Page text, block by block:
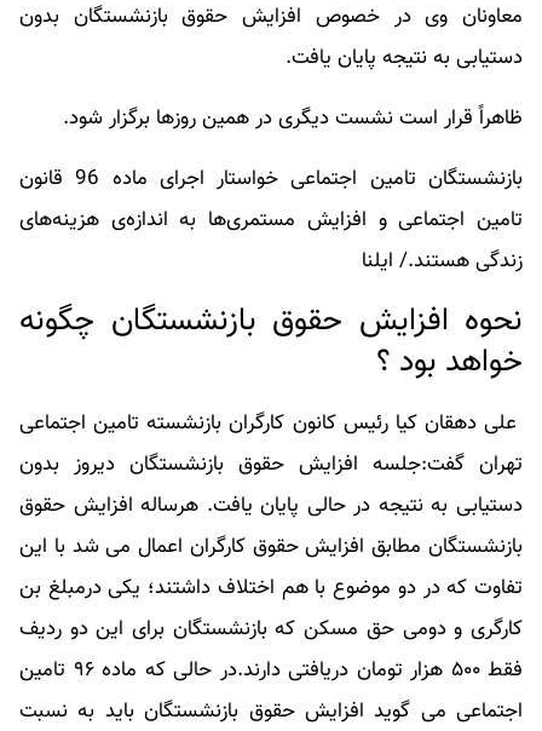
معاونان وی در خصوص افزایش حقوق بازنشستگان بدون
دستیابی به نتیجه پایان یافت.
ظاهراً قرار است نشست دیگری در همین روزها برگزار شود.
بازنشستگان تامین اجتماعی خواستار اجرای ماده 96 قانون
تامین اجتماعی و افزایش مستمری‌ها به اندازه‌ی هزینه‌های
زندگی هستند./ ایلنا
نحوه افزایش حقوق بازنشستگان چگونه
خواهد بود ؟
علی دهقان کیا رئیس کانون کارگران بازنشسته تامین اجتماعی
تهران گفت:جلسه افزایش حقوق بازنشستگان دیروز بدون
دستیابی به نتیجه در حالی پایان یافت. هرساله افزایش حقوق
بازنشستگان مطابق افزایش حقوق کارگران اعمال می شد با این
تفاوت که در دو موضوع با هم اختلاف داشتند؛ یکی درمبلغ بن
کارگری و دومی حق مسکن که بازنشستگان برای این دو ردیف
فقط ۵۰۰ هزار تومان دریافتی دارند.در حالی که ماده ۹۶ تامین
اجتماعی می گوید افزایش حقوق بازنشستگان باید به نسبت